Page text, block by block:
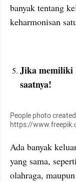
banyak tentang
keharmonisan
Jika memiliki
saatnya!
People photo
https://
Ada banyak
yang sama,
olahraga,